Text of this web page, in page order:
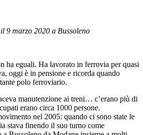
9 marzo 2020 a Bussoleno
ha eguali. Ha lavorato in ferrovia per quasi
oggi è in pensione e ricorda quando
polo ferroviario.
manutenzione ai treni… c’erano più di
erano circa 1000 persone.
nel 2005: quando ci sono state le
stava finendo il suo turno come